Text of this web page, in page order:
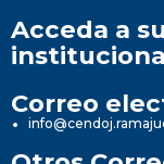
Acceda a
Correo